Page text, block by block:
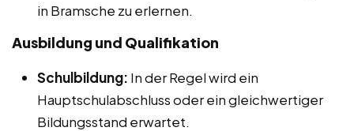
in Bramsche zu erlernen.
Ausbildung und Qualifikation
Schulbildung: In der Regel wird ein
Hauptschulabschluss oder ein gleichwertiger
Bildungsstand erwartet.